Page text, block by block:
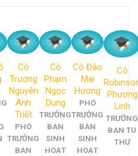
Cô
Trương
Nguyễn
Anh
Triết
PHÓ
TRƯỞNG
BAN
Cô
Phạm
Ngọc
Dung
TRƯỞNG
BAN
SINH
HOẠT
Cô Đào
Mai
Hương
PHÓ
TRƯỞNG
BAN
SINH
HOẠT
Cô
Phương
Linh
TRƯỞNG
BAN TU
THƯ